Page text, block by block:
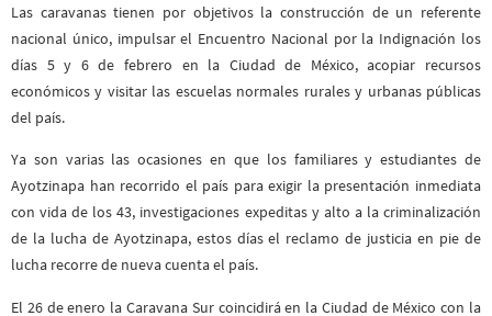
Las caravanas tienen por objetivos la construcción de un referente
nacional único, impulsar el Encuentro Nacional por la Indignación los
días 5 y 6 de febrero en la Ciudad de México, acopiar recursos
económicos y visitar las escuelas normales rurales y urbanas públicas
del país.
Ya son varias las ocasiones en que los familiares y estudiantes de
Ayotzinapa han recorrido el país para exigir la presentación inmediata
con vida de los 43, investigaciones expeditas y alto a la criminalización
de la lucha de Ayotzinapa, estos días el reclamo de justicia en pie de
lucha recorre de nueva cuenta el país.
El 26 de enero la Caravana Sur coincidirá en la Ciudad de México con la